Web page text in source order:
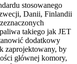
stosowanego
Danii, Finlandii
takiego jak JET
dodatkowy
zaprojektowany, by
głównej komory,